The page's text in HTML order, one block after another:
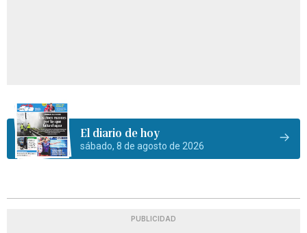
El diario de hoy
sábado, 8 de agosto de 2026
PUBLICIDAD